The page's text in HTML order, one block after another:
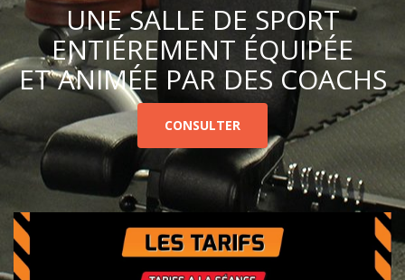
UNE SALLE DE SPORT
ENTIÉREMENT ÉQUIPÉE
ET ANIMÉE PAR DES COACHS
CONSULTER